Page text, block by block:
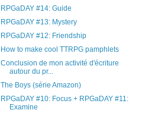
RPGaDAY #14: Guide
RPGaDAY #13: Mystery
RPGaDAY #12: Friendship
How to make cool TTRPG pamphlets
Conclusion de mon activité d'écriture
autour du pr...
The Boys (série Amazon)
RPGaDAY #10: Focus + RPGaDAY #11:
Examine